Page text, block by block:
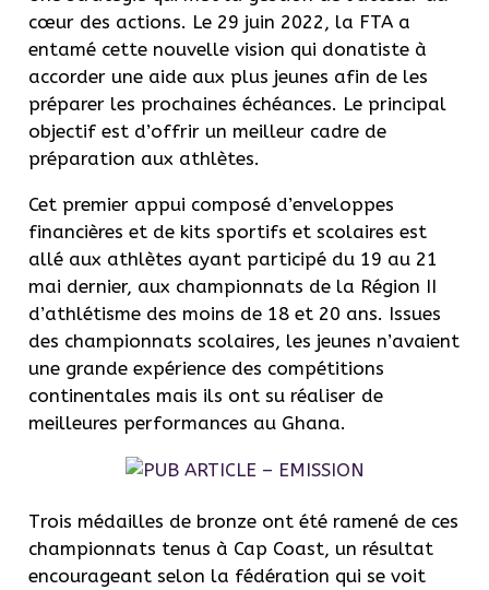
cœur des actions. Le 29 juin 2022, la FTA a
entamé cette nouvelle vision qui donatiste à
accorder une aide aux plus jeunes afin de les
préparer les prochaines échéances. Le principal
objectif est d’offrir un meilleur cadre de
préparation aux athlètes.
Cet premier appui composé d’enveloppes
financières et de kits sportifs et scolaires est
allé aux athlètes ayant participé du 19 au 21
mai dernier, aux championnats de la Région II
d’athlétisme des moins de 18 et 20 ans. Issues
des championnats scolaires, les jeunes n’avaient
une grande expérience des compétitions
continentales mais ils ont su réaliser de
meilleures performances au Ghana.
Trois médailles de bronze ont été ramené de ces
championnats tenus à Cap Coast, un résultat
encourageant selon la fédération qui se voit